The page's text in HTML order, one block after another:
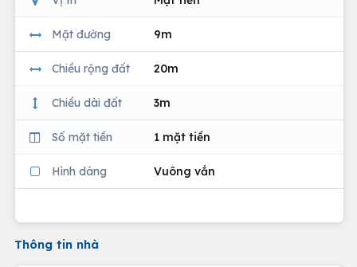
Mặt đường 9m
Chiều rộng đất 20m
Chiều dài đất 3m
Số mặt tiền 1 mặt tiền
Hình dáng Vuông vắn
Thông tin nhà